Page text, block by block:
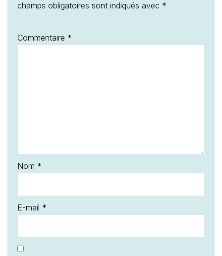
champs obligatoires sont indiqués avec *
Commentaire *
Nom *
E-mail *